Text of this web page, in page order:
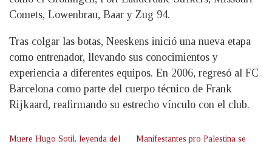
Comets, Lowenbrau, Baar y Zug 94.
Tras colgar las botas, Neeskens inició una nueva etapa
como entrenador, llevando sus conocimientos y
experiencia a diferentes equipos. En 2006, regresó al FC
Barcelona como parte del cuerpo técnico de Frank
Rijkaard, reafirmando su estrecho vínculo con el club.
Muere Hugo Sotil, leyenda del
Manifestantes pro Palestina se